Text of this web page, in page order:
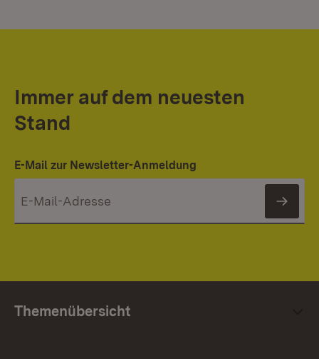
Immer auf dem neuesten
Stand
E-Mail zur Newsletter-Anmeldung
Themenübersicht